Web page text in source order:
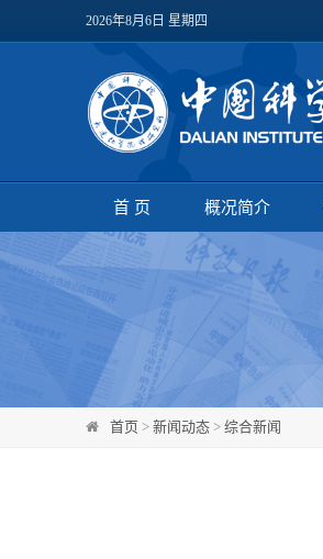
2026年8月6日 星期四
首 页 概况简介
首页 > 新闻动态 > 综合新闻